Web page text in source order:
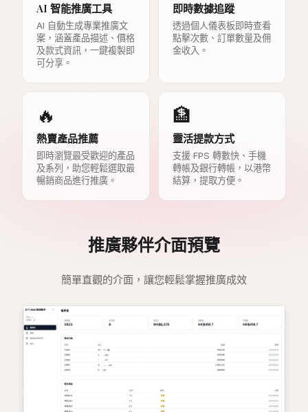
AI 智能推廣工具
AI 自動生成專業推廣文
案，涵蓋產品描述、價格
及款式資訊，一鍵複製即
可分享。
即時數據追蹤
透過個人儀表板即時查看
點擊次數、訂單數量及佣
金收入。
🔥
熱賣產品推薦
即時瀏覽最受歡迎的產品
及系列，助您輕鬆選取最
暢銷商品進行推廣。
🏦
靈活提款方式
支援 FPS 轉數快、手機
轉帳及銀行轉帳，以港幣
結算，提取方便。
推廣夥伴介面預覽
簡單直觀的介面，讓您輕鬆掌握推廣成效